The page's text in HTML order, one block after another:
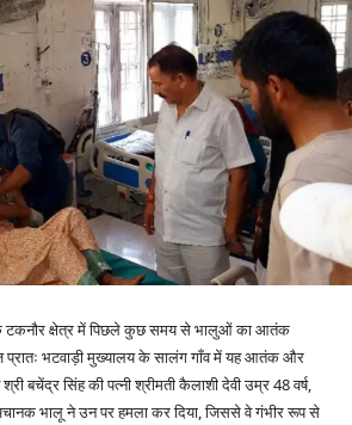
टकनौर क्षेत्र में पिछले कुछ समय से भालुओं का आतंक
प्रातः भटवाड़ी मुख्यालय के सालंग गाँव में यह आतंक और
बचेंद्र सिंह की पत्नी श्रीमती कैलाशी देवी उम्र 48 वर्ष,
भालू ने उन पर हमला कर दिया, जिससे वे गंभीर रूप से